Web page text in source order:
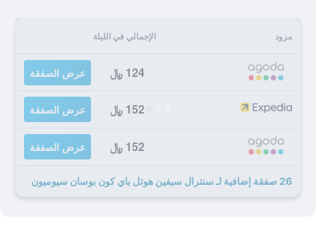
مزود الإجمالي في الليلة
124 ﷼ عرض الصفقة
152 ﷼ عرض الصفقة
152 ﷼ عرض الصفقة
26 صفقة إضافية لـ سنترال سيفين هوتل باي كون بوسان سيوميون